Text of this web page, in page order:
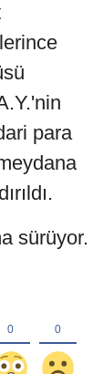
para
sürüyor.